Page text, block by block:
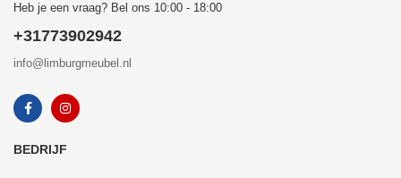
Heb je een vraag? Bel ons 10:00 - 18:00
+31773902942
info@limburgmeubel.nl
BEDRIJF